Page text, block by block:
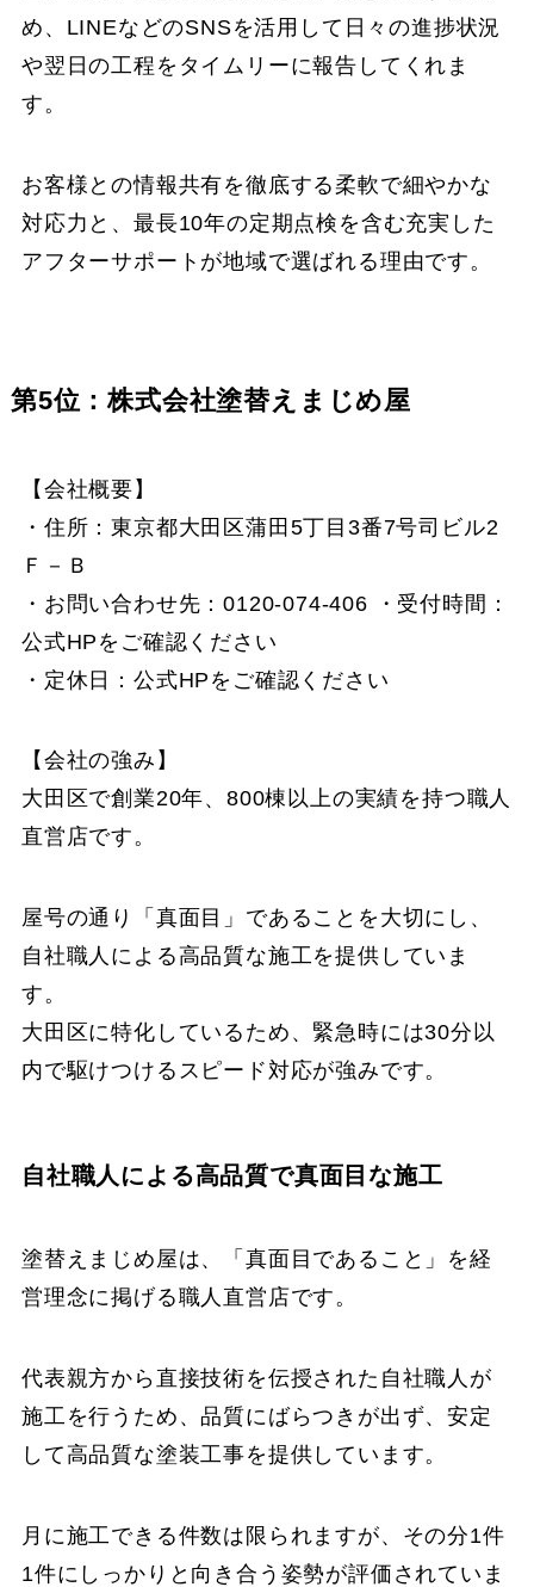
め、LINEなどのSNSを活用して日々の進捗状況
や翌日の工程をタイムリーに報告してくれま
す。
お客様との情報共有を徹底する柔軟で細やかな
対応力と、最長10年の定期点検を含む充実した
アフターサポートが地域で選ばれる理由です。
第5位：株式会社塗替えまじめ屋
【会社概要】
・住所：東京都大田区蒲田5丁目3番7号司ビル2
Ｆ－Ｂ
・お問い合わせ先：0120-074-406 ・受付時間：
公式HPをご確認ください
・定休日：公式HPをご確認ください
【会社の強み】
大田区で創業20年、800棟以上の実績を持つ職人
直営店です。
屋号の通り「真面目」であることを大切にし、
自社職人による高品質な施工を提供していま
す。
大田区に特化しているため、緊急時には30分以
内で駆けつけるスピード対応が強みです。
自社職人による高品質で真面目な施工
塗替えまじめ屋は、「真面目であること」を経
営理念に掲げる職人直営店です。
代表親方から直接技術を伝授された自社職人が
施工を行うため、品質にばらつきが出ず、安定
して高品質な塗装工事を提供しています。
月に施工できる件数は限られますが、その分1件
1件にしっかりと向き合う姿勢が評価されていま